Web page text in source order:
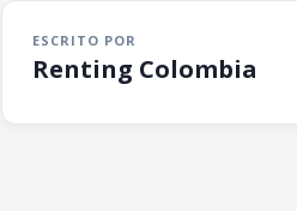
ESCRITO POR
Renting Colombia